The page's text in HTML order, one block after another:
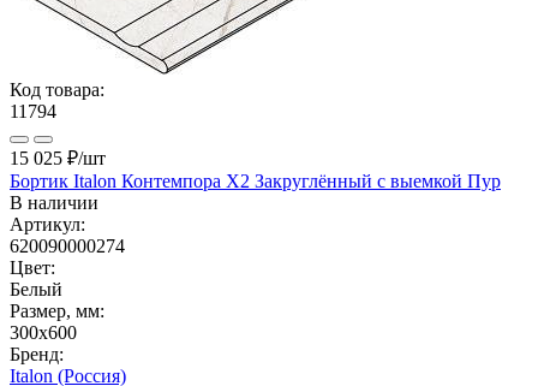
Код товара:
11794
15 025 ₽/шт
Бортик Italon Контемпора X2 Закруглённый с выемкой Пур
В наличии
Артикул:
620090000274
Цвет:
Белый
Размер, мм:
300x600
Бренд:
Italon (Россия)